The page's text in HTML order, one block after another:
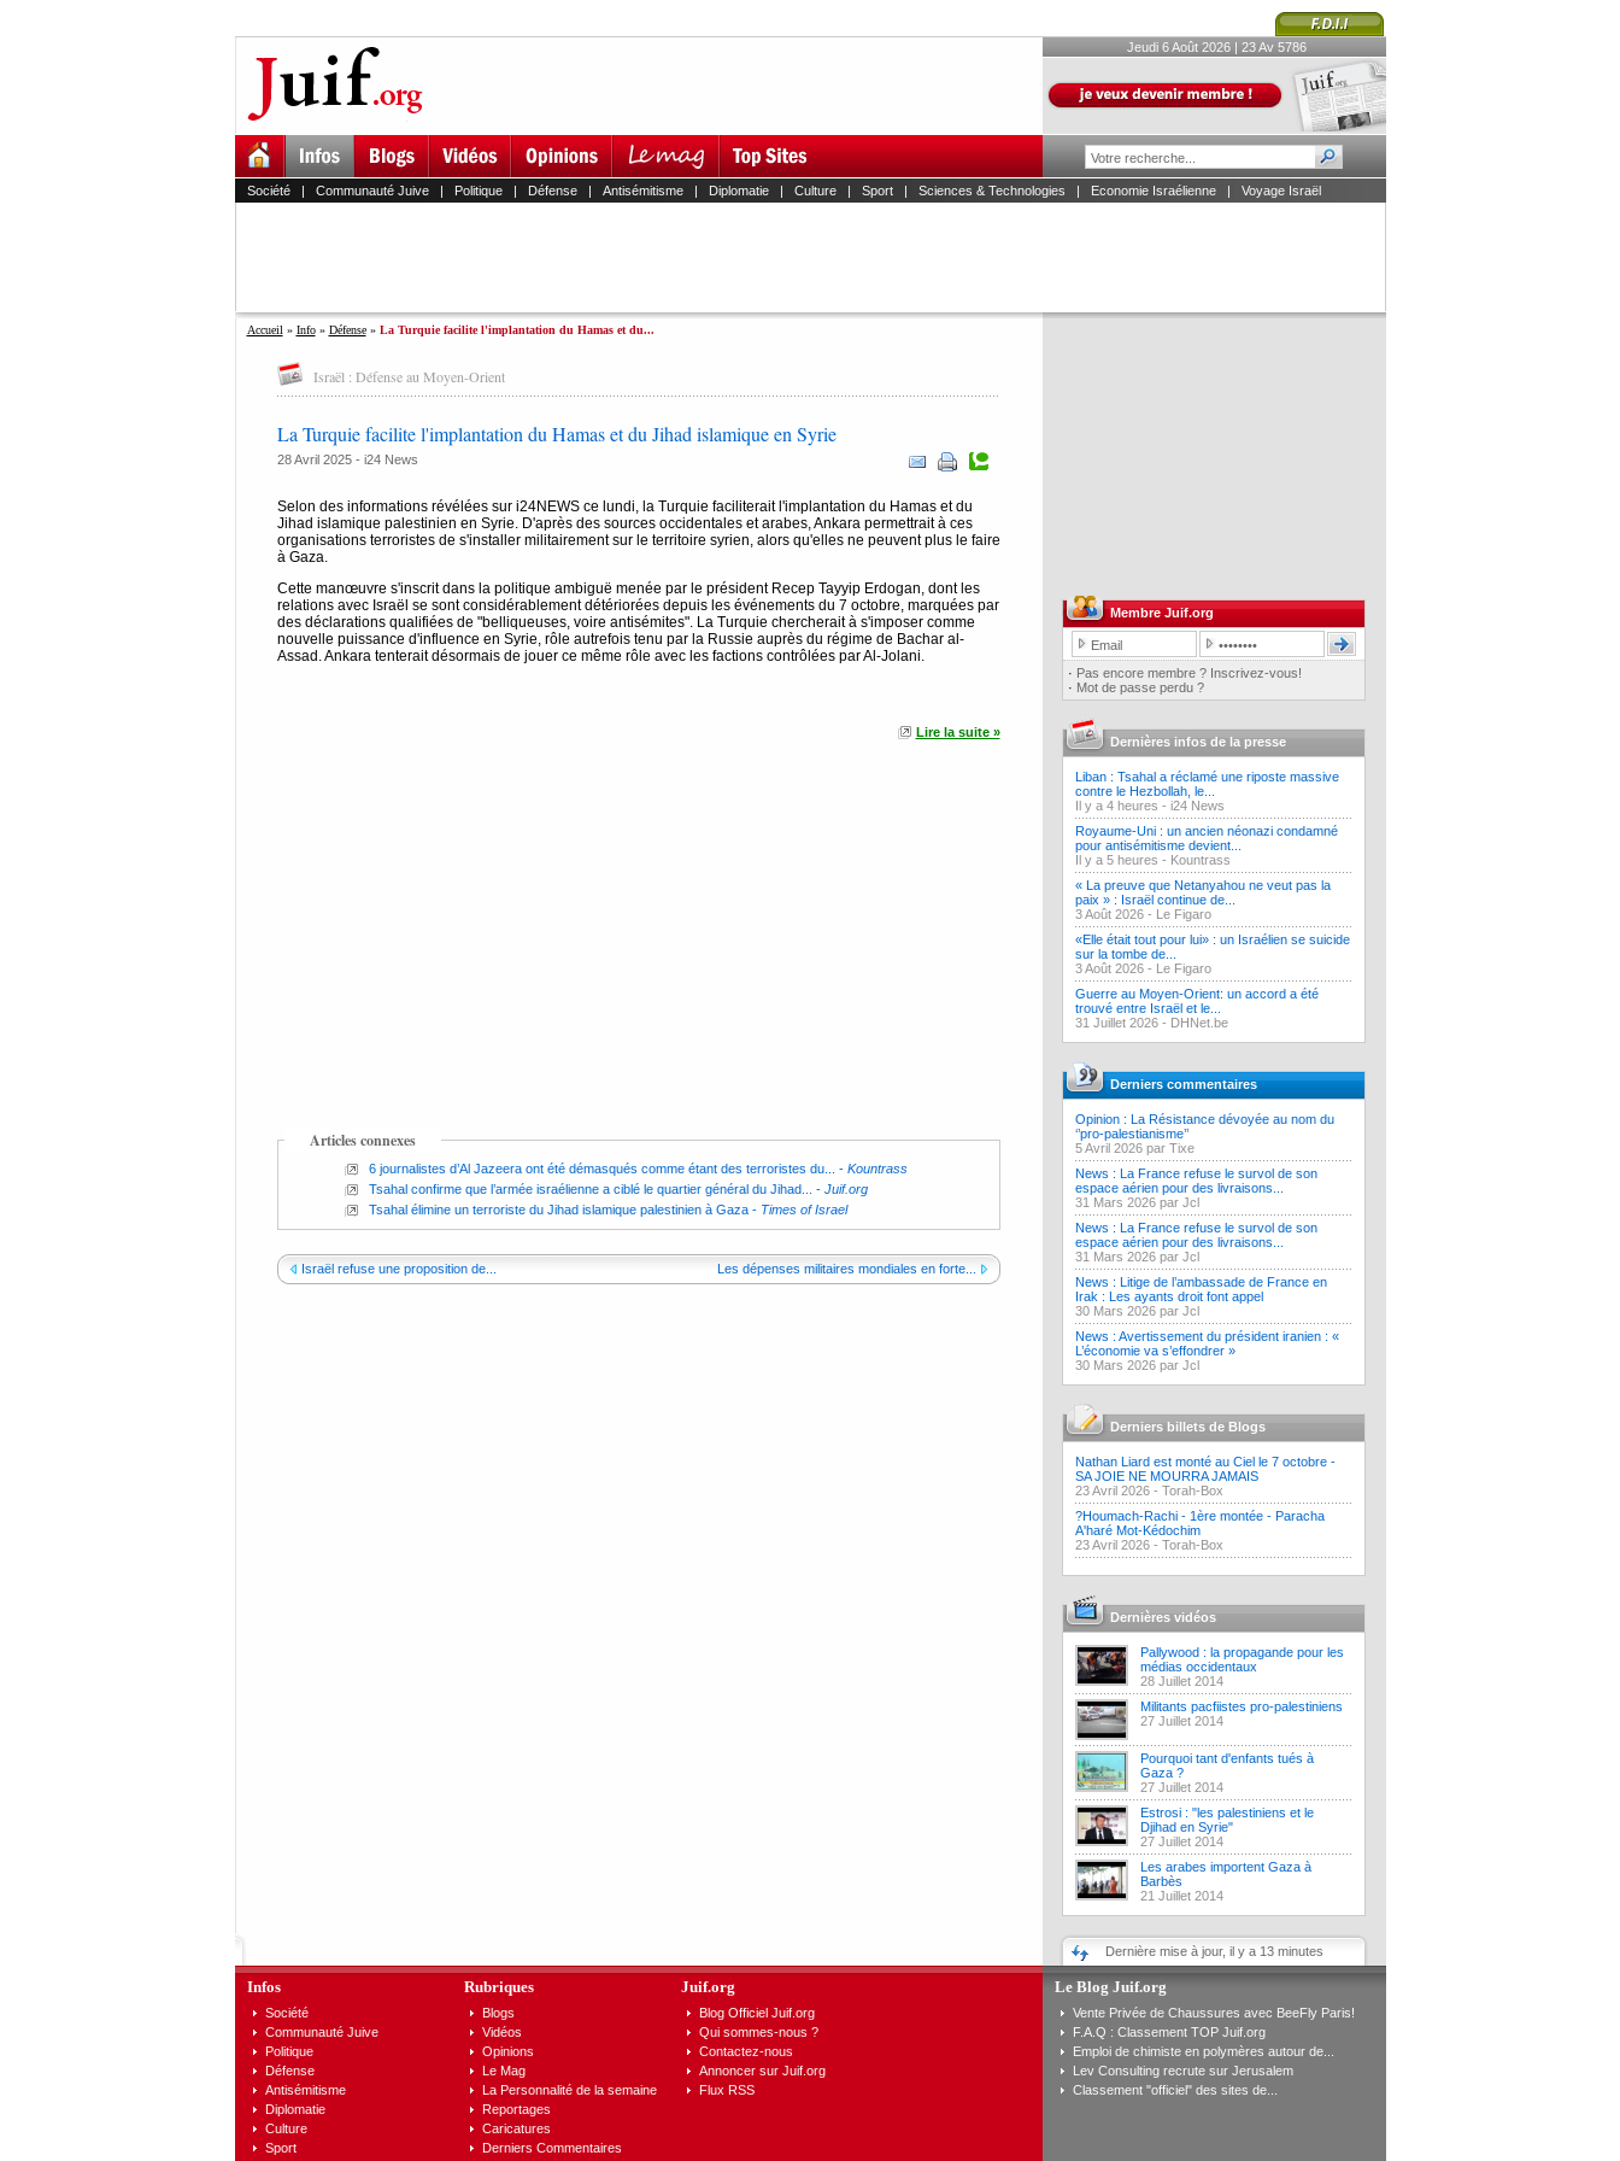
Jeudi 6 Août 2026 | 23 Av 5786
Société| Communauté Juive| Politique| Défense| Antisémitisme| Diplomatie| Culture| Sport| Sciences & Technologies | Economie Israélienne| Voyage Israël
Accueil » Info» Défense» La Turquie facilite l'implantation du Hamas et du...
Israël : Défense au Moyen-Orient
La Turquie facilite l'implantation du Hamas et du Jihad islamique en Syrie
28 Avril 2025 - i24 News
Selon des informations révélées sur i24NEWS ce lundi, la Turquie faciliterait l'implantation du Hamas et du
Jihad islamique palestinien en Syrie. D'après des sources occidentales et arabes, Ankara permettrait à ces
organisations terroristes de s'installer militairement sur le territoire syrien, alors qu'elles ne peuvent plus le faire
à Gaza.
Cette manœuvre s'inscrit dans la politique ambiguë menée par le président Recep Tayyip Erdogan, dont les
relations avec Israël se sont considérablement détériorées depuis les événements du 7 octobre, marquées par
des déclarations qualifiées de "belliqueuses, voire antisémites". La Turquie chercherait à s'imposer comme
nouvelle puissance d'influence en Syrie, rôle autrefois tenu par la Russie auprès du régime de Bachar al-
Assad. Ankara tenterait désormais de jouer ce même rôle avec les factions contrôlées par Al-Jolani.
Lire la suite »
Articles connexes
6 journalistes d’Al Jazeera ont été démasqués comme étant des terroristes du... - Kountrass
Tsahal confirme que l’armée israélienne a ciblé le quartier général du Jihad...
- Juif.org
Tsahal élimine un terroriste du Jihad islamique palestinien à Gaza- Times of Israel
Israël refuse une proposition de... Les dépenses militaires mondiales en forte...
Membre Juif.org
· Pas encore membre ? Inscrivez-vous!
· Mot de passe perdu ?
Dernières infos de la presse
Liban : Tsahal a réclamé une riposte massive
contre le Hezbollah, le...
Il y a 4 heures - i24 News
Royaume-Uni : un ancien néonazi condamné
pour antisémitisme devient...
Il y a 5 heures - Kountrass
« La preuve que Netanyahou ne veut pas la
paix » : Israël continue de...
3 Août 2026 - Le Figaro
«Elle était tout pour lui» : un Israélien se suicide
sur la tombe de...
3 Août 2026 - Le Figaro
Guerre au Moyen-Orient: un accord a été
trouvé entre Israël et le...
31 Juillet 2026 - DHNet.be
Derniers commentaires
Opinion : La Résistance dévoyée au nom du
‘’pro-palestianisme’’
5 Avril 2026 par Tixe
News : La France refuse le survol de son
espace aérien pour des livraisons...
31 Mars 2026 par Jcl
News : La France refuse le survol de son
espace aérien pour des livraisons...
31 Mars 2026 par Jcl
News : Litige de l’ambassade de France en
Irak : Les ayants droit font appel
30 Mars 2026 par Jcl
News : Avertissement du président iranien : «
L’économie va s’effondrer »
30 Mars 2026 par Jcl
Derniers billets de Blogs
Nathan Liard est monté au Ciel le 7 octobre -
SA JOIE NE MOURRA JAMAIS
23 Avril 2026 - Torah-Box
?Houmach-Rachi - 1ère montée - Paracha
A'haré Mot-Kédochim
23 Avril 2026 - Torah-Box
Dernières vidéos
Pallywood : la propagande pour les
médias occidentaux
28 Juillet 2014
Militants pacfiistes pro-palestiniens
27 Juillet 2014
Pourquoi tant d'enfants tués à
Gaza ?
27 Juillet 2014
Estrosi : "les palestiniens et le
Djihad en Syrie"
27 Juillet 2014
Les arabes importent Gaza à
Barbès
21 Juillet 2014
Dernière mise à jour, il y a 13 minutes
Infos
Société
Communauté Juive
Politique
Défense
Antisémitisme
Diplomatie
Culture
Sport
Rubriques
Blogs
Vidéos
Opinions
Le Mag
La Personnalité de la semaine
Reportages
Caricatures
Derniers Commentaires
Juif.org
Blog Officiel Juif.org
Qui sommes-nous ?
Contactez-nous
Annoncer sur Juif.org
Flux RSS
Le Blog Juif.org
Vente Privée de Chaussures avec BeeFly Paris!
F.A.Q : Classement TOP Juif.org
Emploi de chimiste en polymères autour de...
Lev Consulting recrute sur Jerusalem
Classement "officiel" des sites de...